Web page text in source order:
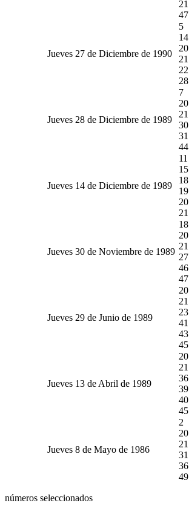
21
47
Jueves 27 de Diciembre de 1990
5
14
20
21
22
28
Jueves 28 de Diciembre de 1989
7
20
21
30
31
44
Jueves 14 de Diciembre de 1989
11
15
18
19
20
21
Jueves 30 de Noviembre de 1989
18
20
21
27
46
47
Jueves 29 de Junio de 1989
20
21
23
41
43
45
Jueves 13 de Abril de 1989
20
21
36
39
40
45
Jueves 8 de Mayo de 1986
2
20
21
31
36
49
números seleccionados